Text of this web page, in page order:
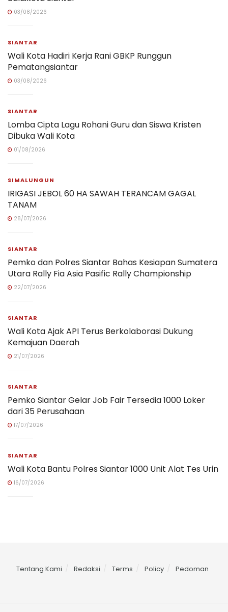
03/08/2026
SIANTAR
Wali Kota Hadiri Kerja Rani GBKP Runggun
Pematangsiantar
03/08/2026
SIANTAR
Lomba Cipta Lagu Rohani Guru dan Siswa Kristen
Dibuka Wali Kota
01/08/2026
SIMALUNGUN
IRIGASI JEBOL 60 HA SAWAH TERANCAM GAGAL
TANAM
28/07/2026
SIANTAR
Pemko dan Polres Siantar Bahas Kesiapan Sumatera
Utara Rally Fia Asia Pasific Rally Championship
22/07/2026
SIANTAR
Wali Kota Ajak API Terus Berkolaborasi Dukung
Kemajuan Daerah
21/07/2026
SIANTAR
Pemko Siantar Gelar Job Fair Tersedia 1000 Loker
dari 35 Perusahaan
17/07/2026
SIANTAR
Wali Kota Bantu Polres Siantar 1000 Unit Alat Tes Urin
16/07/2026
Tentang Kami Redaksi Terms Policy Pedoman